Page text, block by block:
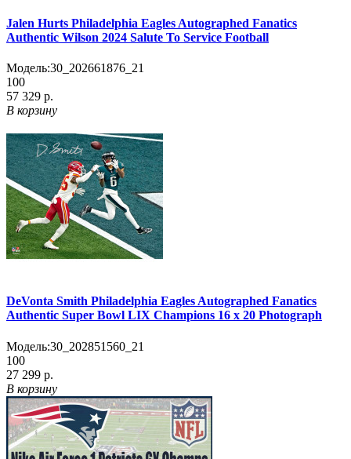
Jalen Hurts Philadelphia Eagles Autographed Fanatics
Authentic Wilson 2024 Salute To Service Football
Модель:30_202661876_21
100
57 329 р.
В корзину
DeVonta Smith Philadelphia Eagles Autographed Fanatics
Authentic Super Bowl LIX Champions 16 x 20 Photograph
Модель:30_202851560_21
100
27 299 р.
В корзину